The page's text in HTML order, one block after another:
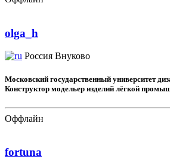
olga_h
Россия Внуково
Московский государственный университет
Конструктор модельер изделий лёгкой
Оффлайн
fortuna